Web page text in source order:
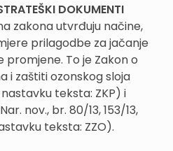
DOKUMENTI
zakona utvrđuju načine,
prilagodbe za jačanje
To je Zakon o
i zaštiti ozonskog sloja
nastavku teksta: ZKP) i
nov., br. 80/13, 153/13,
teksta: ZZO).